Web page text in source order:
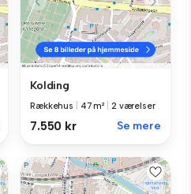
Kolding
Rækkehus 47 m² 2 værelser
7.550 kr Se mere